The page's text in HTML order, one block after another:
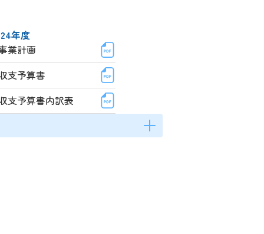
年度
業計画
支予算書
支予算書内訳表